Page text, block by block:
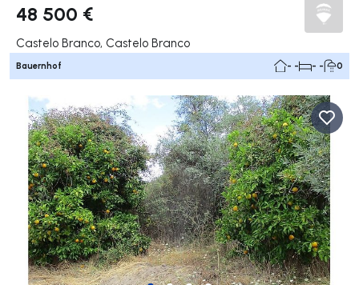
48 500 €
Castelo Branco, Castelo Branco
Bauernhof - - - - 0